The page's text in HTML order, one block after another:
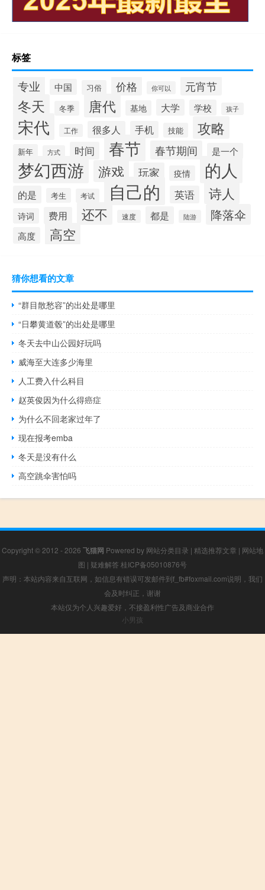
标签
专业 中国 习俗 价格 你可以 元宵节
冬天 冬季 唐代 基地 大学 学校 孩子
宋代 工作 很多人 手机 技能 攻略
新年 方式 时间 春节 春节期间 是一个
梦幻西游 游戏 玩家 疫情 的人
的是 考生 考试 自己的 英语 诗人
诗词 费用 还不 速度 都是 陆游 降落伞
高度 高空
猜你想看的文章
“群目散愁容”的出处是哪里
“日攀黄道毂”的出处是哪里
冬天去中山公园好玩吗
威海至大连多少海里
人工费入什么科目
赵英俊因为什么得癌症
为什么不回老家过年了
现在报考emba
冬天是没有什么
高空跳伞害怕吗
Copyright © 2012 - 2026 飞猫网 Powered by 网站分类目录 | 精选推荐文章 | 网站地
图 | 疑难解答 桂ICP备05010876号
声明：本站内容来自互联网，如信息有错误可发邮件到f_fb#foxmail.com说明，我们
会及时纠正，谢谢
本站仅为个人兴趣爱好，不接盈利性广告及商业合作
小男孩